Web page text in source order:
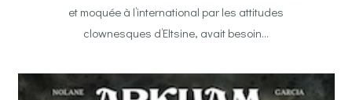
et moquée à l’international par les attitudes
clownesques d’Eltsine, avait besoin…